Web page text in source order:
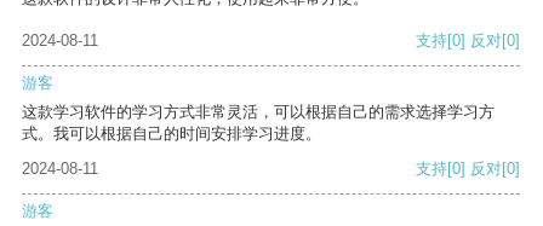
2024-08-11 支持[0] 反对[0]
游客
这款学习软件的学习方式非常灵活，可以根据自己的需求选择学习方
式。我可以根据自己的时间安排学习进度。
2024-08-11
支持[0] 反对[0]
游客